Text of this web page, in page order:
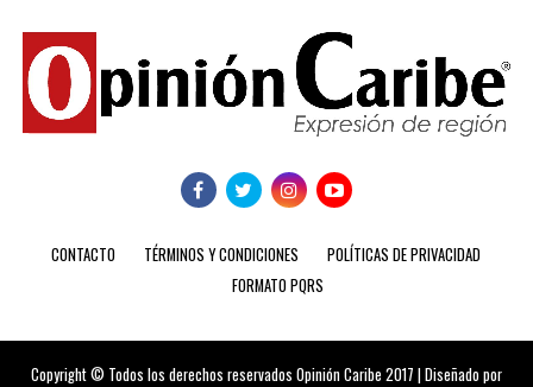
CONTACTO TÉRMINOS Y CONDICIONES
POLÍTICAS DE PRIVACIDAD
FORMATO PQRS
Copyright © Todos los derechos reservados Opinión Caribe 2017 | Diseñado por